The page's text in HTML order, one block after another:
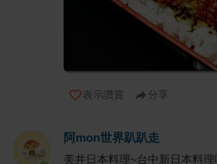
表示讚賞 分享
阿mon世界趴趴走
美井日本料理~台中新日本料